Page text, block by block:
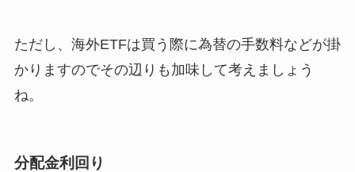
ただし、海外ETFは買う際に為替の手数料などが掛
かりますのでその辺りも加味して考えましょう
ね。
分配金利回り